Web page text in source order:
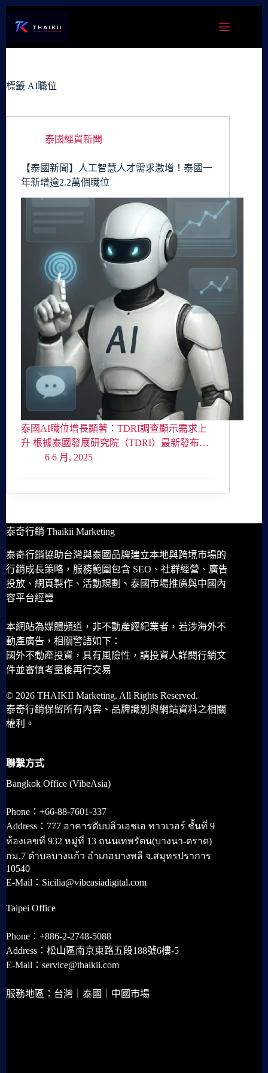
容
標籤 AI職位
泰國經貿新聞
【泰國新聞】人工智慧人才需求激增！泰國一
年新增逾2.2萬個職位
泰國AI職位增長顯著：TDRI調查顯示需求上
升 根據泰國發展研究院（TDRI）最新發布…
6 6 月, 2025
泰奇行銷 Thaikii Marketing
泰奇行銷協助台灣與泰國品牌建立本地與跨境市場的
行銷成長策略，服務範圍包含 SEO、社群經營、廣告
投放、網頁製作、活動規劃、泰國市場推廣與中國內
容平台經營
本網站為媒體頻道，非不動產經紀業者，若涉海外不
動產廣告，相關警語如下：
國外不動產投資，具有風險性，請投資人詳閱行銷文
件並審慎考量後再行交易
© 2026 THAIKII Marketing. All Rights Reserved.
泰奇行銷保留所有內容、品牌識別與網站資料之相關
權利。
聯繫方式
Bangkok Office (VibeAsia)
Phone：+66-88-7601-337
Address：777 อาคารดับบลิวเอชเอ ทาวเวอร์ ชั้นที่ 9
ห้องเลขที่ 932 หมู่ที่ 13 ถนนเทพรัตน(บางนา-ตราด)
กม.7 ตำบลบางแก้ว อำเภอบางพลี จ.สมุทรปราการ
10540
E-Mail：Sicilia@vibeasiadigital.com
Taipei Office
Phone：+886-2-2748-5088
Address：松山區南京東路五段188號6樓-5
E-Mail：service@thaikii.com
服務地區：台灣｜泰國｜中國市場